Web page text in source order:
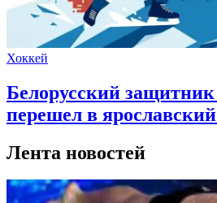
Хоккей
Белорусский
перешел в
Лента новостей